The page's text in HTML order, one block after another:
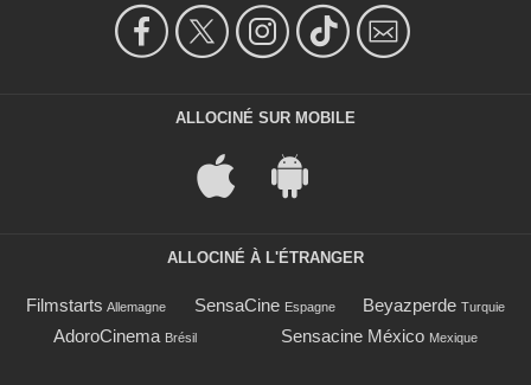
ALLOCINÉ SUR MOBILE
ALLOCINÉ À L'ÉTRANGER
Filmstarts Allemagne SensaCine Espagne Beyazperde Turquie
AdoroCinema Brésil Sensacine México Mexique